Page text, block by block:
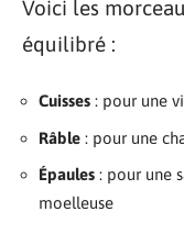
Voici les
équilibré :
Cuisses : pour une
Râble : pour une
Épaules : pour une
moelleuse